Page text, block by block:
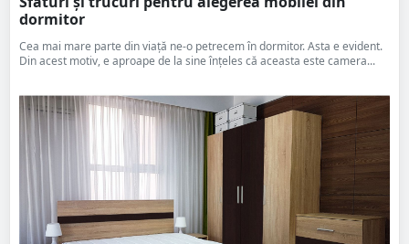
dormitor
Cea mai mare parte din viață ne-o petrecem în dormitor. Asta e evident.
Din acest motiv, e aproape de la sine înțeles că aceasta este camera...